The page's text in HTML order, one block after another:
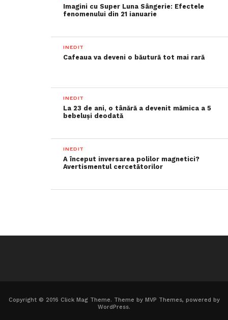
Imagini cu Super Luna Sângerie: Efectele
fenomenului din 21 ianuarie
INEDIT
Cafeaua va deveni o băutură tot mai rară
INEDIT
La 23 de ani, o tânără a devenit mămica a 5
bebeluși deodată
INEDIT
A început inversarea polilor magnetici?
Avertismentul cercetătorilor
Copyright © 2016 Click Mag Theme. Theme by MVP Themes, powered by
WordPress.